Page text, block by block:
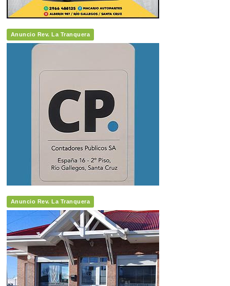
Anuncio Rev. La Tranquera
Anuncio Rev. La Tranquera